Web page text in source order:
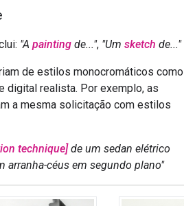
"A painting de...", "Um sketch de..."
de estilos monocromáticos como
digital realista. Por exemplo, as
a mesma solicitação com estilos
technique]de um sedan elétrico
arranha-céus em segundo plano"